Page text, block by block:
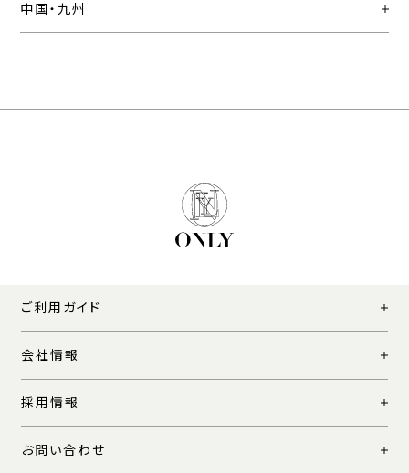
中国・九州
ご利用ガイド
会社情報
採用情報
お問い合わせ